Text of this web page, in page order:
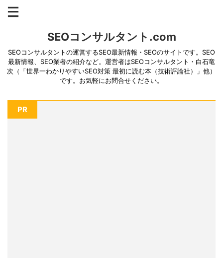
SEOコンサルタント.com
SEOコンサルタントの運営するSEO最新情報・SEOのサイトです。SEO
最新情報、SEO業者の紹介など。運営者はSEOコンサルタント・白石竜
次（「世界一わかりやすいSEO対策 最初に読む本（技術評論社）」他）
です。お気軽にお問合せください。
PR